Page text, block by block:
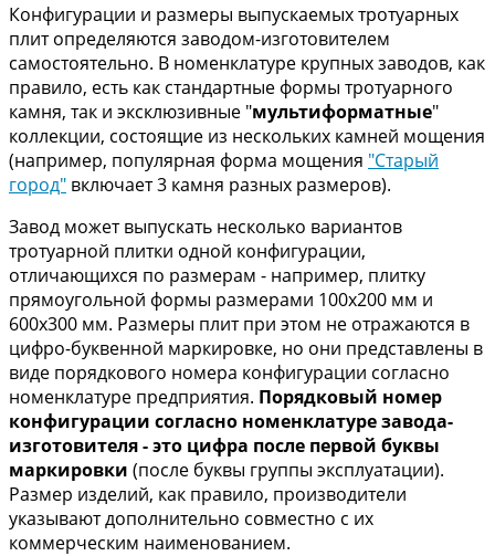
Конфигурации и размеры выпускаемых тротуарных
плит определяются заводом-изготовителем
самостоятельно. В номенклатуре крупных заводов, как
правило, есть как стандартные формы тротуарного
камня, так и эксклюзивные "мультиформатные"
коллекции, состоящие из нескольких камней мощения
(например, популярная форма мощения "Старый
город" включает 3 камня разных размеров).
Завод может выпускать несколько вариантов
тротуарной плитки одной конфигурации,
отличающихся по размерам - например, плитку
прямоугольной формы размерами 100х200 мм и
600х300 мм. Размеры плит при этом не отражаются в
цифро-буквенной маркировке, но они представлены в
виде порядкового номера конфигурации согласно
номенклатуре предприятия. Порядковый номер
конфигурации согласно номенклатуре завода-
изготовителя - это цифра после первой буквы
маркировки (после буквы группы эксплуатации).
Размер изделий, как правило, производители
указывают дополнительно совместно с их
коммерческим наименованием.